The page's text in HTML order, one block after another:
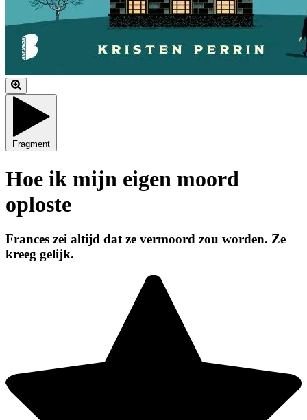
Fragment
Hoe ik mijn eigen moord
oploste
Frances zei altijd dat ze vermoord zou worden. Ze
kreeg gelijk.